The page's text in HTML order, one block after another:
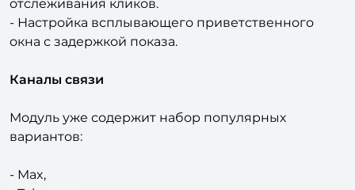
- Поддержка UTM-меток и целей аналитики для
отслеживания кликов.
- Настройка всплывающего приветственного
Модуль уже содержит набор популярных